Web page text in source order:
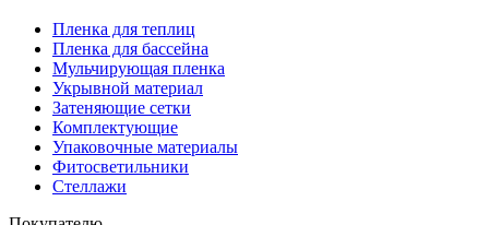
Пленка для теплиц
Пленка для бассейна
Мульчирующая пленка
Укрывной материал
Затеняющие сетки
Комплектующие
Упаковочные материалы
Фитосветильники
Стеллажи